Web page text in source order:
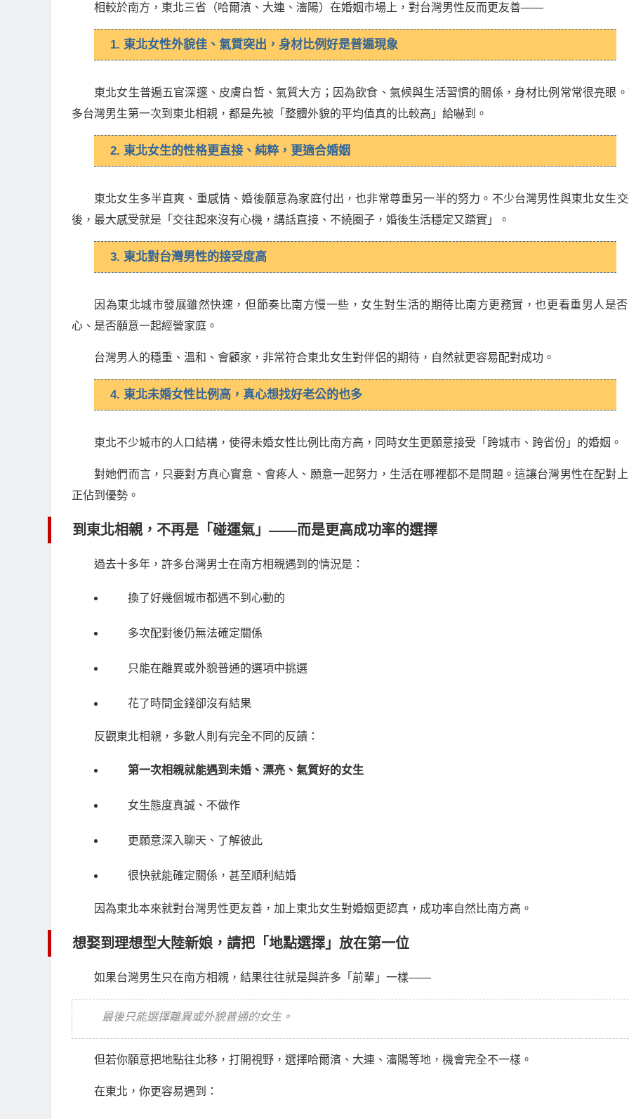
相較於南方，東北三省（哈爾濱、大連、瀋陽）在婚姻市場上，對台灣男性反而更友善——
1. 東北女性外貌佳、氣質突出，身材比例好是普遍現象
東北女生普遍五官深邃、皮膚白皙、氣質大方；因為飲食、氣候與生活習慣的關係，身材比例常常很亮眼
多台灣男生第一次到東北相親，都是先被「整體外貌的平均值真的比較高」給嚇到。
2. 東北女生的性格更直接、純粹，更適合婚姻
東北女生多半直爽、重感情、婚後願意為家庭付出，也非常尊重另一半的努力。不少台灣男性與東北女生
後，最大感受就是「交往起來沒有心機，講話直接、不繞圈子，婚後生活穩定又踏實」。
3. 東北對台灣男性的接受度高
因為東北城市發展雖然快速，但節奏比南方慢一些，女生對生活的期待比南方更務實，也更看重男人是
心、是否願意一起經營家庭。
台灣男人的穩重、溫和、會顧家，非常符合東北女生對伴侶的期待，自然就更容易配對成功。
4. 東北未婚女性比例高，真心想找好老公的也多
東北不少城市的人口結構，使得未婚女性比例比南方高，同時女生更願意接受「跨城市、跨省份」的婚姻。
對她們而言，只要對方真心實意、會疼人、願意一起努力，生活在哪裡都不是問題。這讓台灣男性在配對
正佔到優勢。
到東北相親，不再是「碰運氣」——而是更高成功率的選擇
過去十多年，許多台灣男士在南方相親遇到的情況是：
換了好幾個城市都遇不到心動的
多次配對後仍無法確定關係
只能在離異或外貌普通的選項中挑選
花了時間金錢卻沒有結果
反觀東北相親，多數人則有完全不同的反饋：
第一次相親就能遇到未婚、漂亮、氣質好的女生
女生態度真誠、不做作
更願意深入聊天、了解彼此
很快就能確定關係，甚至順利結婚
因為東北本來就對台灣男性更友善，加上東北女生對婚姻更認真，成功率自然比南方高。
想娶到理想型大陸新娘，請把「地點選擇」放在第一位
如果台灣男生只在南方相親，結果往往就是與許多「前輩」一樣——
最後只能選擇離異或外貌普通的女生。
但若你願意把地點往北移，打開視野，選擇哈爾濱、大連、瀋陽等地，機會完全不一樣。
在東北，你更容易遇到：